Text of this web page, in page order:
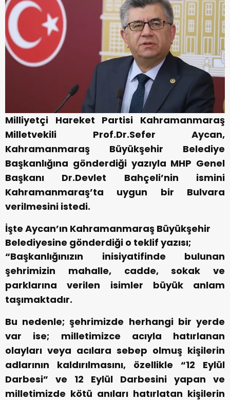
Milliyetçi Hareket Partisi Kahramanmaraş
Milletvekili Prof.Dr.Sefer Aycan,
Kahramanmaraş Büyükşehir Belediye
Başkanlığına gönderdiği yazıyla MHP Genel
Başkanı Dr.Devlet Bahçeli’nin ismini
Kahramanmaraş’ta uygun bir Bulvara
verilmesini istedi.
İşte Aycan’ın Kahramanmaraş Büyükşehir
Belediyesine gönderdiği o teklif yazısı;
“Başkanlığınızın inisiyatifinde bulunan
şehrimizin mahalle, cadde, sokak ve
parklarına verilen isimler büyük anlam
taşımaktadır.
Bu nedenle; şehrimizde herhangi bir yerde
var ise; milletimizce acıyla hatırlanan
olayları veya acılara sebep olmuş kişilerin
adlarının kaldırılmasını, özellikle “12 Eylül
Darbesi” ve 12 Eylül Darbesini yapan ve
milletimizde kötü anıları hatırlatan kişilerin